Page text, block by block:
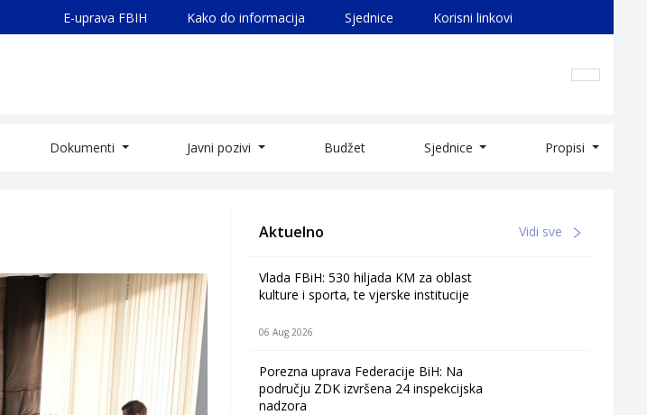
E-uprava FBIH Kako do informacija Sjednice Korisni linkovi
Dokumenti Javni pozivi Budžet Sjednice Propisi
Aktuelno Vidi sve
Vlada FBiH: 530 hiljada KM za oblast
kulture i sporta, te vjerske institucije
06 Aug 2026
Porezna uprava Federacije BiH: Na
području ZDK izvršena 24 inspekcijska
nadzora